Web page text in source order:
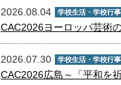
2026.08.04 学校生活・学校行事
CAC2026ヨーロッパ芸術
2026.07.30 学校生活・学校行事
CAC2026広島～「平和を